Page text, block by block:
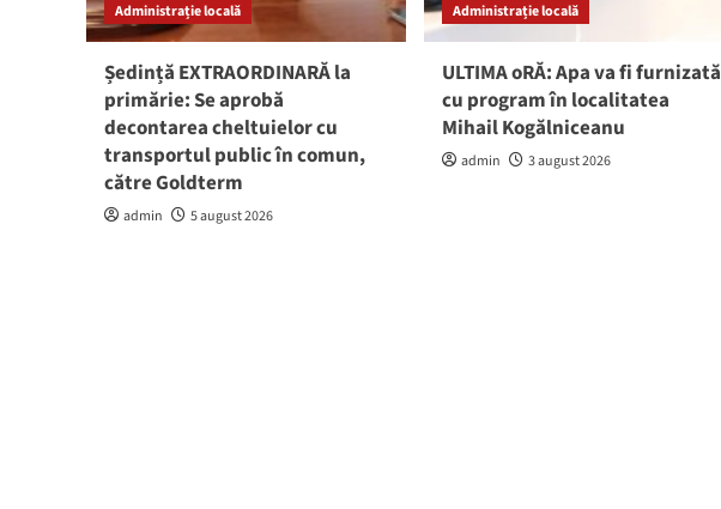
Administrație locală
Ședință EXTRAORDINARĂ la
primărie: Se aprobă
decontarea cheltuielor cu
transportul public în comun,
către Goldterm
admin 5 august 2026
Administrație locală
ULTIMA oRĂ: Apa va fi furnizată
cu program în localitatea
Mihail Kogălniceanu
admin 3 august 2026